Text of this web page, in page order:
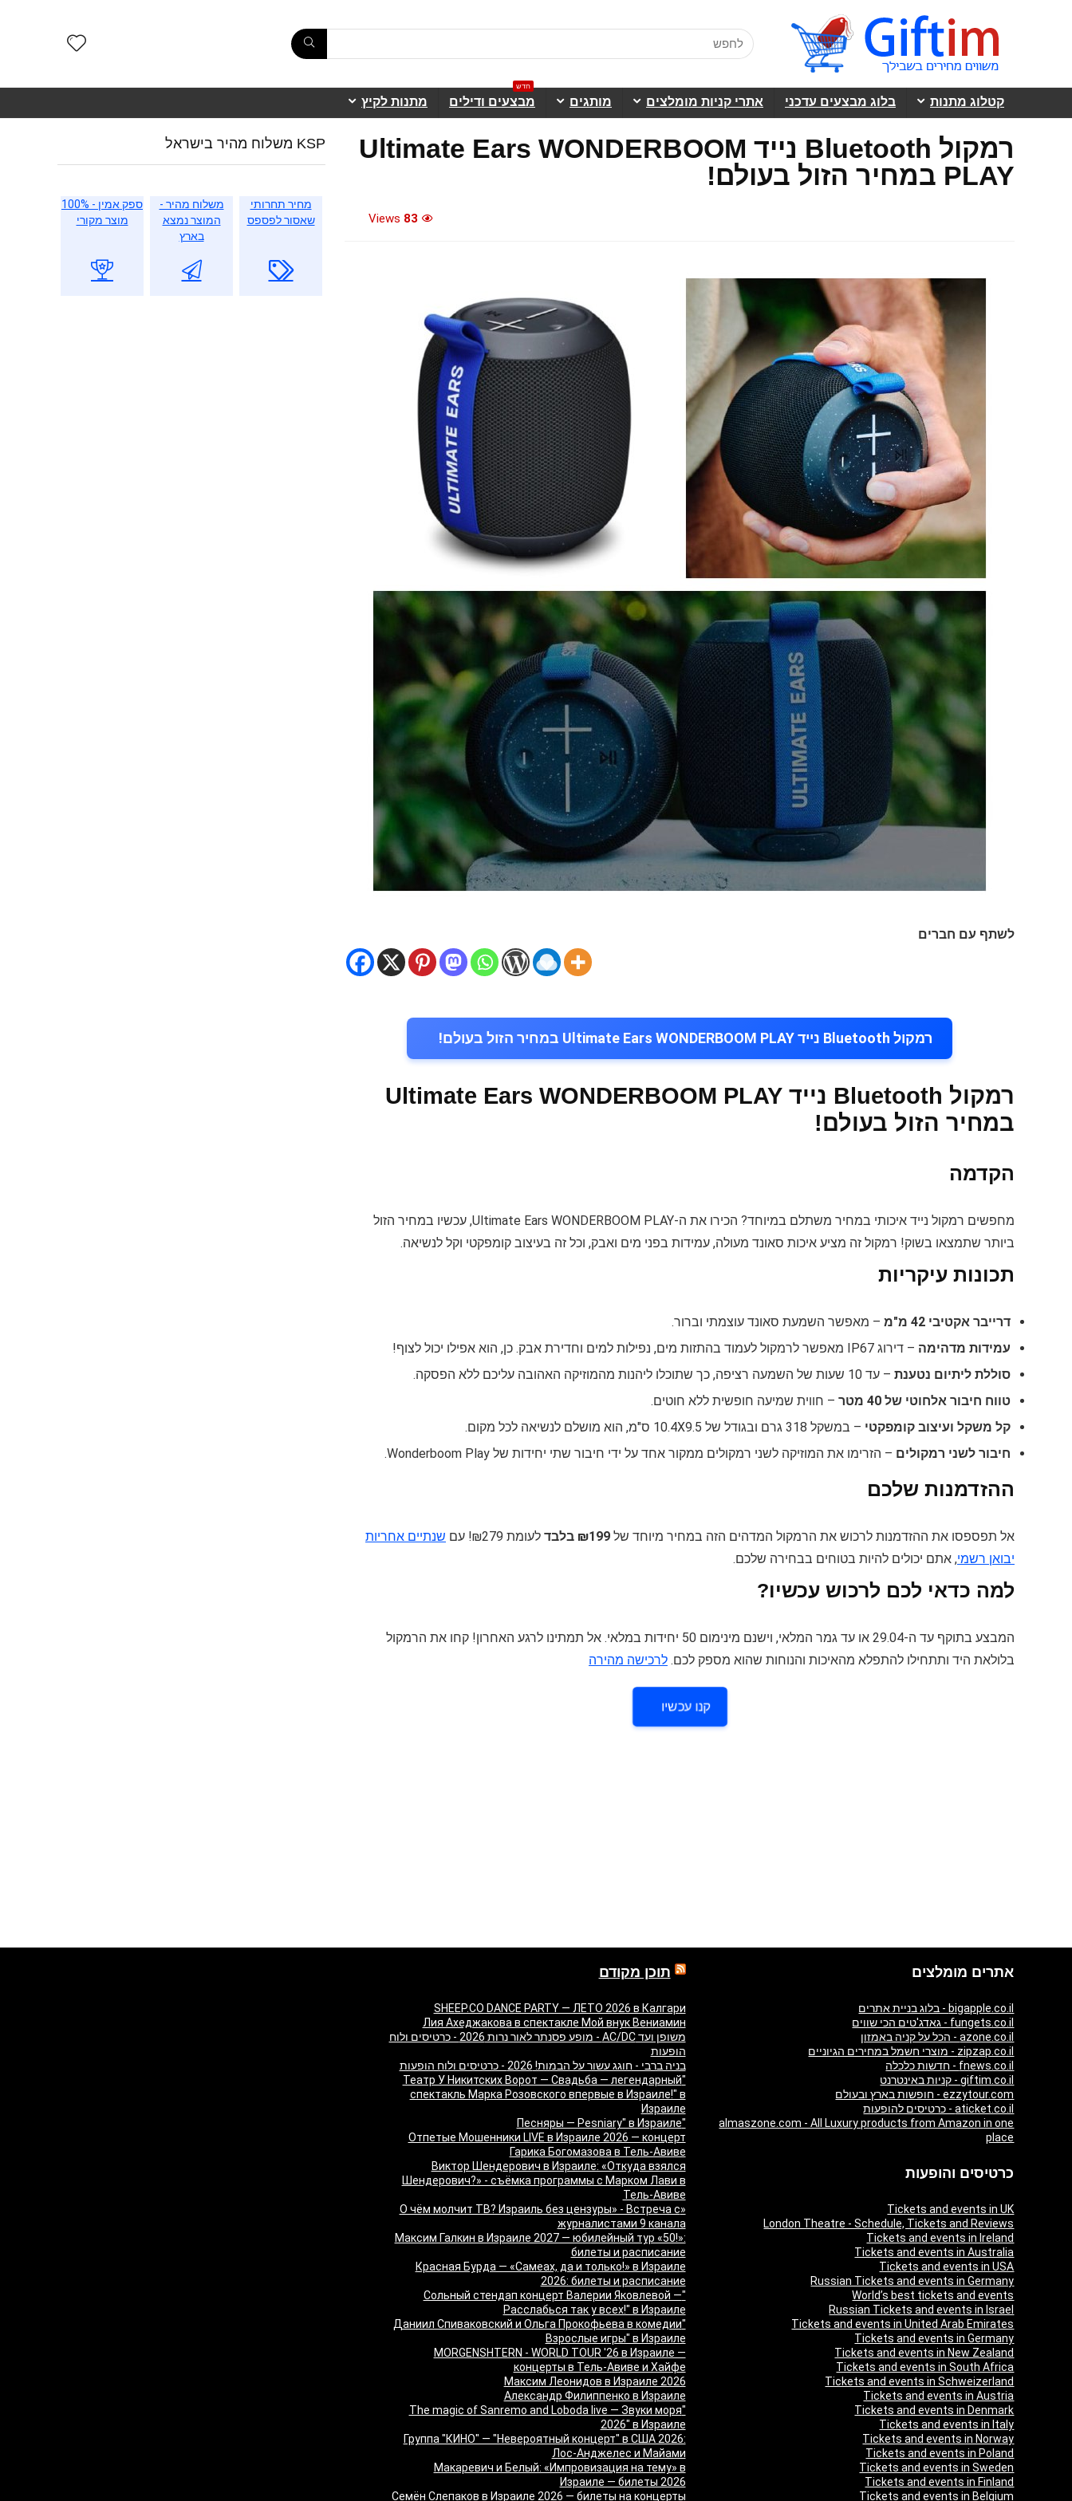
קטלוג מתנות בלוג מבצעים עדכני אתרי קניות מומלצים מותגים מבצעים ודילים
חדש
מתנות לקיץ
רמקול Bluetooth נייד Ultimate Ears WONDERBOOM
PLAY במחיר הזול בעולם!
83
לשתף עם חברים
רמקול Bluetooth נייד Ultimate Ears WONDERBOOM PLAY במחיר הזול בעולם!
רמקול Bluetooth נייד Ultimate Ears WONDERBOOM PLAY
במחיר הזול בעולם!
הקדמה
מחפשים רמקול נייד איכותי במחיר משתלם במיוחד? הכירו את ה-Ultimate Ears WONDERBOOM PLAY, עכשיו במחיר הזול
ביותר שתמצאו בשוק! רמקול זה מציע איכות סאונד מעולה, עמידות בפני מים ואבק, וכל זה בעיצוב קומפקטי וקל לנשיאה.
תכונות עיקריות
דרייבר אקטיבי 42 מ"מ
– מאפשר השמעת סאונד עוצמתי וברור.
עמידות מדהימה – דירוג IP67 מאפשר לרמקול לעמוד בהתזות מים, נפילות למים וחדירת אבק. כן, הוא אפילו יכול לצוף!
סוללת ליתיום נטענת – עד 10 שעות של השמעה רציפה, כך שתוכלו ליהנות מהמוזיקה האהובה עליכם ללא הפסקה.
טווח חיבור אלחוטי של 40 מטר
– חווית שמיעה חופשית ללא חוטים.
קל משקל ועיצוב קומפקטי – במשקל 318 גרם ובגודל של 10.4X9.5 ס"מ, הוא מושלם לנשיאה לכל מקום.
חיבור לשני רמקולים – הזרימו את המוזיקה לשני רמקולים ממקור אחד על ידי חיבור שתי יחידות של Wonderboom Play.
ההזדמנות שלכם
אל תפספסו את ההזדמנות לרכוש את הרמקול המדהים הזה במחיר מיוחד של ₪199 בלבד לעומת ₪279! עם
שנתיים אחריות
יבואן רשמי, אתם יכולים להיות בטוחים בבחירה שלכם.
למה כדאי לכם לרכוש עכשיו?
המבצע בתוקף עד ה-29.04 או עד גמר המלאי, וישנם מינימום 50 יחידות במלאי. אל תמתינו לרגע האחרון! קחו את הרמקול
בלולאת היד ותתחילו להתפלא מהאיכות והנוחות שהוא מספק לכם. לרכישה מהירה
קנו עכשיו
KSP משלוח מהיר בישראל
מחיר תחרותי
שאסור לפספס
משלוח מהיר -
המוצר נמצא
בארץ
ספק אמין - 100%
מוצר מקורי
אתרים מומלצים
bigapple.co.il - בלוג בניית אתרים
fungets.co.il - גאדג'טים הכי שווים
azone.co.il - הכל על קניה באמזון
zipzap.co.il - מוצרי חשמל במחירים הגיוניים
fnews.co.il - חדשות כלכלה
giftim.co.il - קניות באינטרנט
ezzytour.com - חופשות בארץ ובעולם
aticket.co.il - כרטיסים להופעות
almaszone.com - All Luxury products from Amazon in one
place
כרטיסים והופעות
Tickets and events in UK
London Theatre - Schedule, Tickets and Reviews
Tickets and events in Ireland
Tickets and events in Australia
Tickets and events in USA
Russian Tickets and events in Germany
World’s best tickets and events
Russian Tickets and events in Israel
Tickets and events in United Arab Emirates
Tickets and events in Germany
Tickets and events in New Zealand
Tickets and events in South Africa
Tickets and events in Schweizerland
Tickets and events in Austria
Tickets and events in Denmark
Tickets and events in Italy
Tickets and events in Norway
Tickets and events in Poland
Tickets and events in Sweden
Tickets and events in Finland
Tickets and events in Belgium
תוכן מקודם
SHEEP.CO DANCE PARTY — ЛЕТО 2026 в Калгари
Лия Ахеджакова в спектакле Мой внук Вениамин
משופן ועד AC/DC - מופע פסנתר לאור נרות 2026 - כרטיסים ולוח
הופעות
בניה ברבי - חוגג עשור על הבמות! 2026 - כרטיסים ולוח הופעות
"Театр У Никитских Ворот — Свадьба — легендарный
спектакль Марка Розовского впервые в Израиле!" в
Израиле
"Песняры — Pesniary" в Израиле
Отпетые Мошенники LIVE в Израиле 2026 — концерт
Гарика Богомазова в Тель-Авиве
Виктор Шендерович в Израиле: «Откуда взялся
Шендерович?» - съёмка программы с Марком Лави в
Тель-Авиве
«О чём молчит ТВ? Израиль без цензуры» - Встреча с
журналистами 9 канала
Максим Галкин в Израиле 2027 — юбилейный тур «50!»:
билеты и расписание
Красная Бурда — «Самеах, да и только!» в Израиле
2026: билеты и расписание
"Сольный стендап концерт Валерии Яковлевой —
Расслабься так у всех!" в Израиле
"Даниил Спиваковский и Ольга Прокофьева в комедии
Взрослые игры" в Израиле
MORGENSHTERN - WORLD TOUR '26 в Израиле —
концерты в Тель-Авиве и Хайфе
Максим Леонидов в Израиле 2026
Александр Филиппенко в Израиле
"The magic of Sanremo and Loboda live — Звуки моря
2026" в Израиле
Группа "КИНО" — "Невероятный концерт" в США 2026:
Лос-Анджелес и Майами
Макаревич и Белый: «Импровизация на тему» в
Израиле — билеты 2026
Семён Слепаков в Израиле 2026 — билеты на концерты